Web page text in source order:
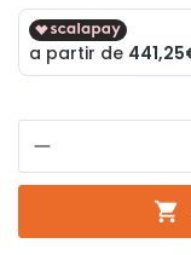
